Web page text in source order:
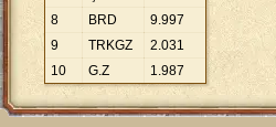
8
BRD 9.997
9
TRKGZ 2.031
10
G.Z 1.987